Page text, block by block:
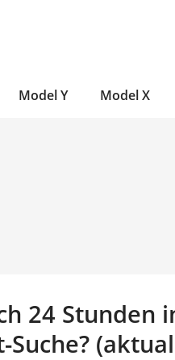
Model Y Model X
24 Stunden